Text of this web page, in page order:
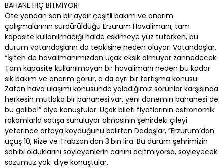
BAHANE HİÇ BİTMİYOR!
Öte yandan son bir aydır çeşitli bakım ve onarım
çalışmalarının sürdürüldüğü Erzurum Havalimanı, tam
kapasite kullanılmadığı halde eskimeye yüz tutarken, bu
durum vatandaşların da tepkisine neden oluyor. Vatandaşlar,
“İşiten de havalimanımızdan uçak eksik olmuyor zannedecek.
Tam kapasite kullanılmayan bir havalimanı neden bu kadar
sık bakım ve onarım görür, o da ayrı bir tartışma konusu.
Zaten hava ulaşımı konusunda yaladığımız sorunlar karşısında
herkesin mutlaka bir bahanesi var, yeni dönemin bahanesi de
bu galiba!” diye konuştular. Uçak bileti fiyatlarının astronomik
rakamlarla satışa sunuluyor olmasının şehirdeki çileyi
yeterince ortaya koyduğunu belirten Dadaşlar, “Erzurum’dan
uçuş 10, Rize ve Trabzon’dan 3 bin lira. Bu durum şehrimizin
sahibi olduklarını söyleyenlerin canını acıtmıyorsa, söyleyecek
sözümüz yok’ diye konuştular.